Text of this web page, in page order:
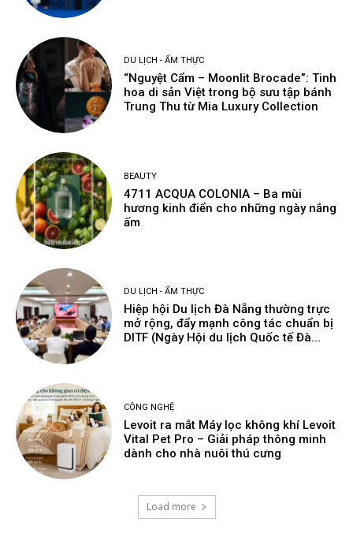
DU LỊCH - ẨM THỰC
“Nguyệt Cẩm – Moonlit Brocade”: Tinh
hoa di sản Việt trong bộ sưu tập bánh
Trung Thu từ Mia Luxury Collection
BEAUTY
4711 ACQUA COLONIA – Ba mùi
hương kinh điển cho những ngày nắng
ấm
DU LỊCH - ẨM THỰC
Hiệp hội Du lịch Đà Nẵng thường trực
mở rộng, đẩy mạnh công tác chuẩn bị
DITF (Ngày Hội du lịch Quốc tế Đà...
CÔNG NGHỆ
Levoit ra mắt Máy lọc không khí Levoit
Vital Pet Pro – Giải pháp thông minh
dành cho nhà nuôi thú cưng
Load more